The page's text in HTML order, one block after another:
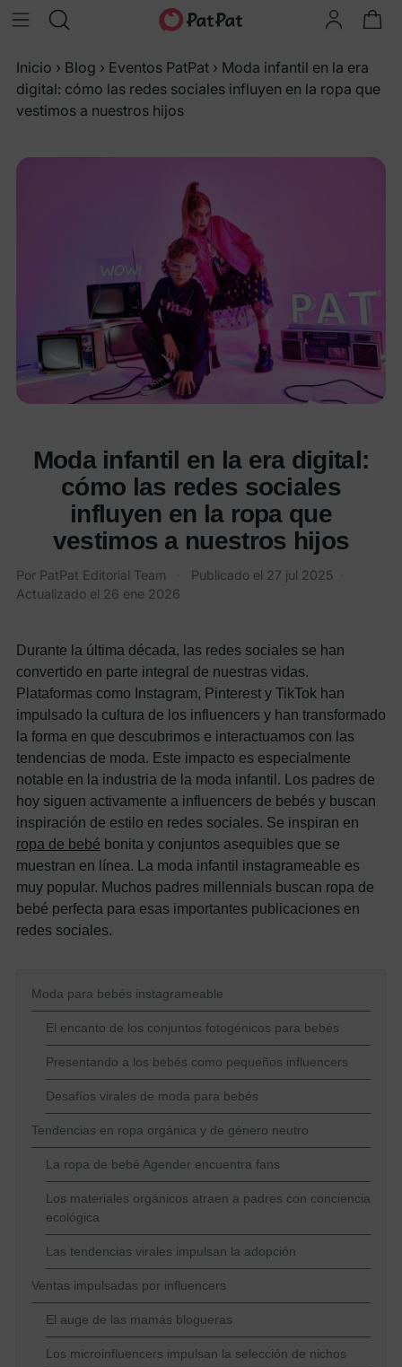
Inicio › Blog › Eventos PatPat › Moda infantil en la era
digital: cómo las redes sociales influyen en la ropa que
vestimos a nuestros hijos
Moda infantil en la era digital:
cómo las redes sociales
influyen en la ropa que
vestimos a nuestros hijos
Por PatPat Editorial Team Publicado el 27 jul 2025
Actualizado el 26 ene 2026
Durante la última década, las redes sociales se han
convertido en parte integral de nuestras vidas.
Plataformas como Instagram, Pinterest y TikTok han
impulsado la cultura de los influencers y han transformado
la forma en que descubrimos e interactuamos con las
tendencias de moda. Este impacto es especialmente
notable en la industria de la moda infantil. Los padres de
hoy siguen activamente a influencers de bebés y buscan
inspiración de estilo en redes sociales. Se inspiran en
ropa de bebé bonita y conjuntos asequibles que se
muestran en línea. La moda infantil instagrameable es
muy popular. Muchos padres millennials buscan ropa de
bebé perfecta para esas importantes publicaciones en
redes sociales.
Moda para bebés instagrameable
El encanto de los conjuntos fotogénicos para bebés
Presentando a los bebés como pequeños influencers
Desafíos virales de moda para bebés
Tendencias en ropa orgánica y de género neutro
La ropa de bebé Agender encuentra fans
Los materiales orgánicos atraen a padres con conciencia
ecológica
Las tendencias virales impulsan la adopción
Ventas impulsadas por influencers
El auge de las mamás blogueras
Los microinfluencers impulsan la selección de nichos